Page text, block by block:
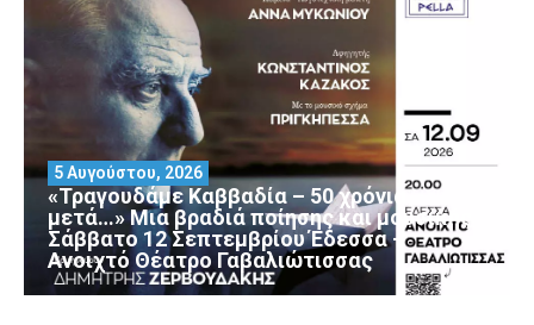
«Τραγουδάμε Καββαδία – 50 χρόνια
μετά…» Μια βραδιά ποίησης και μουσικής
Σάββατο 12 Σεπτεμβρίου Έδεσσα –
Ανοιχτό Θέατρο Γαβαλιώτισσας
5 Αυγούστου, 2026